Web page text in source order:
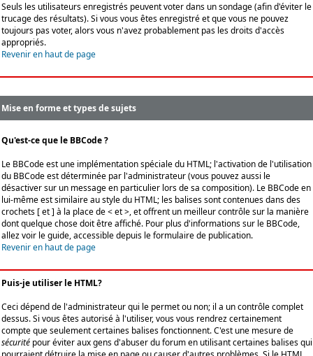
Seuls les utilisateurs enregistrés peuvent voter dans un sondage (afin d'éviter le
trucage des résultats). Si vous vous êtes enregistré et que vous ne pouvez
toujours pas voter, alors vous n'avez probablement pas les droits d'accès
appropriés.
Revenir en haut de page
Mise en forme et types de sujets
Qu'est-ce que le BBCode ?
Le BBCode est une implémentation spéciale du HTML; l'activation de l'utilisation
du BBCode est déterminée par l'administrateur (vous pouvez aussi le
désactiver sur un message en particulier lors de sa composition). Le BBCode en
lui-même est similaire au style du HTML; les balises sont contenues dans des
crochets [ et ] à la place de < et >, et offrent un meilleur contrôle sur la manière
dont quelque chose doit être affiché. Pour plus d'informations sur le BBCode,
allez voir le guide, accessible depuis le formulaire de publication.
Revenir en haut de page
Puis-je utiliser le HTML?
Ceci dépend de l'administrateur qui le permet ou non; il a un contrôle complet
dessus. Si vous êtes autorisé à l'utiliser, vous vous rendrez certainement
compte que seulement certaines balises fonctionnent. C'est une mesure de
sécurité pour éviter aux gens d'abuser du forum en utilisant certaines balises qui